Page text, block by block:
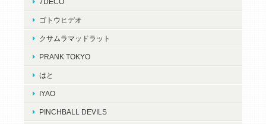
ゴトウヒデオ
クサムラマッドラット
PRANK TOKYO
はと
IYAO
PINCHBALL DEVILS